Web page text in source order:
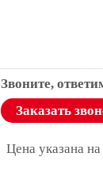
Звоните,
Заказать
Цена указана